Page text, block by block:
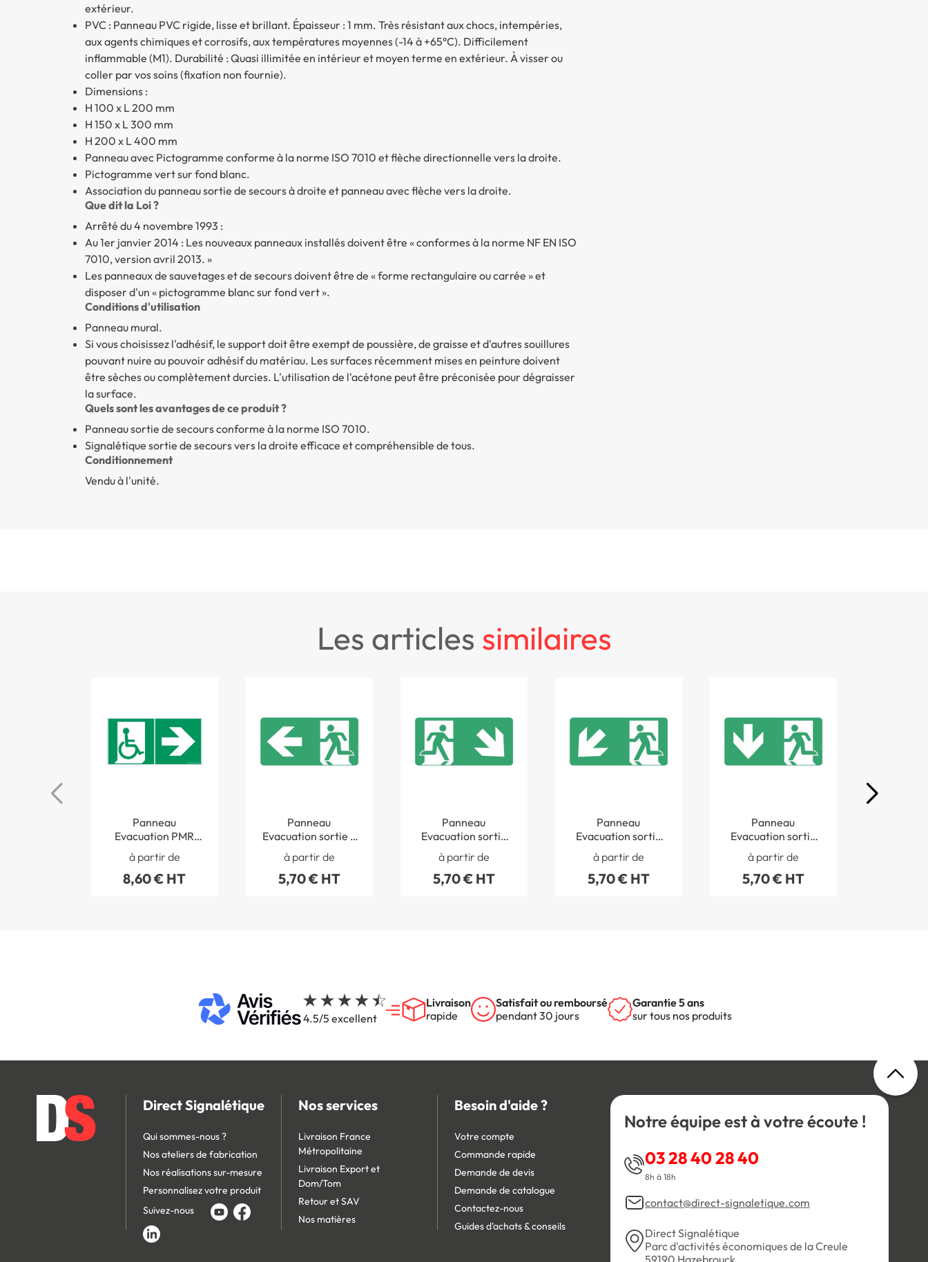
extérieur.
PVC : Panneau PVC rigide, lisse et brillant. Épaisseur : 1 mm. Très résistant aux chocs, intempéries,
aux agents chimiques et corrosifs, aux températures moyennes (-14 à +65°C). Difficilement
inflammable (M1). Durabilité : Quasi illimitée en intérieur et moyen terme en extérieur. À visser ou
coller par vos soins (fixation non fournie).
Dimensions :
H 100 x L 200 mm
H 150 x L 300 mm
H 200 x L 400 mm
Panneau avec Pictogramme conforme à la norme ISO 7010 et flèche directionnelle vers la droite.
Pictogramme vert sur fond blanc.
Association du panneau sortie de secours à droite et panneau avec flèche vers la droite.
Que dit la Loi ?
Arrêté du 4 novembre 1993 :
Au 1er janvier 2014 : Les nouveaux panneaux installés doivent être « conformes à la norme NF EN ISO
7010, version avril 2013. »
Les panneaux de sauvetages et de secours doivent être de « forme rectangulaire ou carrée » et
disposer d'un « pictogramme blanc sur fond vert ».
Conditions d'utilisation
Panneau mural.
Si vous choisissez l'adhésif, le support doit être exempt de poussière, de graisse et d'autres souillures
pouvant nuire au pouvoir adhésif du matériau. Les surfaces récemment mises en peinture doivent
être sèches ou complètement durcies. L'utilisation de l'acétone peut être préconisée pour dégraisser
la surface.
Quels sont les avantages de ce produit ?
Panneau sortie de secoursconforme à la norme ISO 7010.
Signalétique sortie de secoursvers la droite efficace et compréhensible de tous.
Conditionnement
Vendu à l'unité.
les articles similaires
Panneau
Evacuation PMR
sortie à droite ISO
7010 - STF 1921
à partir de
8,60 € HT
Panneau
Evacuation sortie à
gauche ISO 7010 -
STF 4022S
à partir de
5,70 € HT
Panneau
Evacuation sortie
en bas à droite ISO
7010 - STF 4032S
à partir de
5,70 € HT
Panneau
Evacuation sortie
en bas à gauche ISO
7010 - STF 4031S
à partir de
5,70 € HT
Panneau
Evacuation sortie
en bas ISO 7010 -
STF 4027S
à partir de
5,70 € HT
4.5/5 excellent
Livraison
rapide
Satisfait ou remboursé
pendant 30 jours
Garantie 5 ans
sur tous nos produits
Direct Signalétique
Qui sommes-nous ?
Nos ateliers de fabrication
Nos réalisations sur-mesure
Personnalisez votre produit
Suivez-nous
Nos services
Livraison France
Métropolitaine
Livraison Export et
Dom/Tom
Retour et SAV
Nos matières
Besoin d'aide ?
Votre compte
Commande rapide
Demande de devis
Demande de catalogue
Contactez-nous
Guides d'achats & conseils
Notre équipe est à votre écoute !
03 28 40 28 40
8h à 18h
contact@direct-signaletique.com
Direct Signalétique
Parc d'activités économiques de la Creule